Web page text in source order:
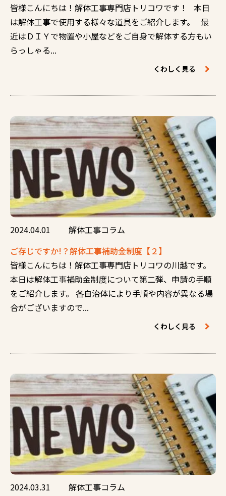
皆様こんにちは！解体工事専門店トリコワです！ 本日
は解体工事で使用する様々な道具をご紹介します。 最
近はＤＩＹで物置や小屋などをご自身で解体する方もい
らっしゃる...
くわしく見る
2024.04.01
解体工事コラム
ご存じですか!？解体工事補助金制度【２】
皆様こんにちは！解体工事専門店トリコワの川越です。
本日は解体工事補助金制度について第二弾、申請の手順
をご紹介します。 各自治体により手順や内容が異なる場
合がございますので...
くわしく見る
2024.03.31 解体工事コラム